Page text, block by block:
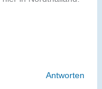
Antworten